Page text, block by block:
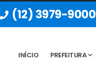
(12) 3979-9000
INÍCIO PREFEITURA